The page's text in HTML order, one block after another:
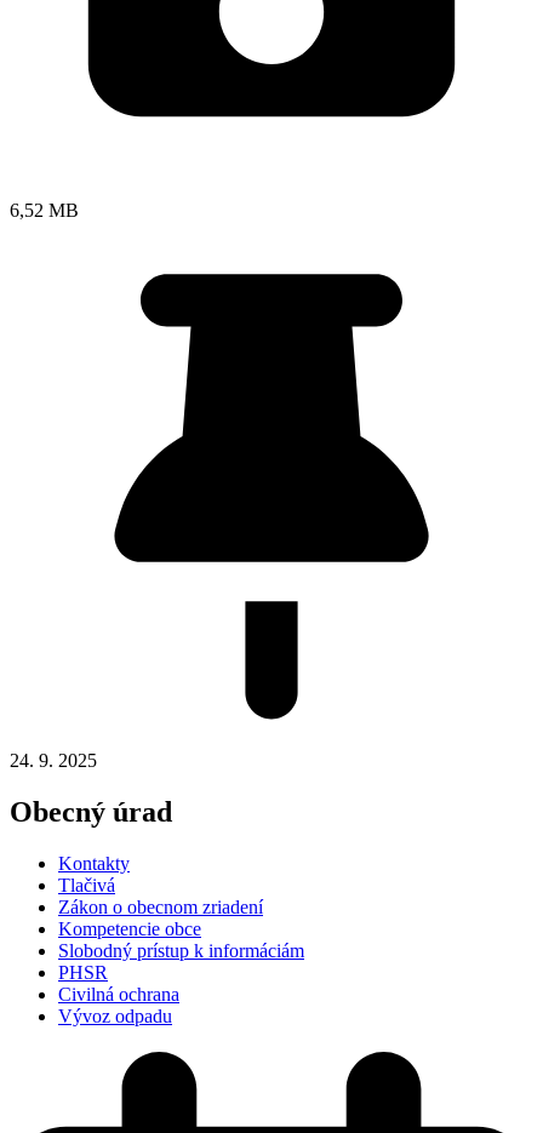
6,52 MB
24. 9. 2025
Obecný úrad
Kontakty
Tlačivá
Zákon o obecnom zriadení
Kompetencie obce
Slobodný prístup k informáciám
PHSR
Civilná ochrana
Vývoz odpadu